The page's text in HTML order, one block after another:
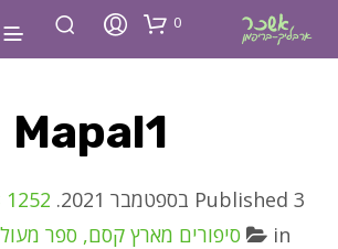
0
Mapal1
Published 3 בספטמבר 2021 . Size:
1252
in
סיפורים מארץ קסם, ספר